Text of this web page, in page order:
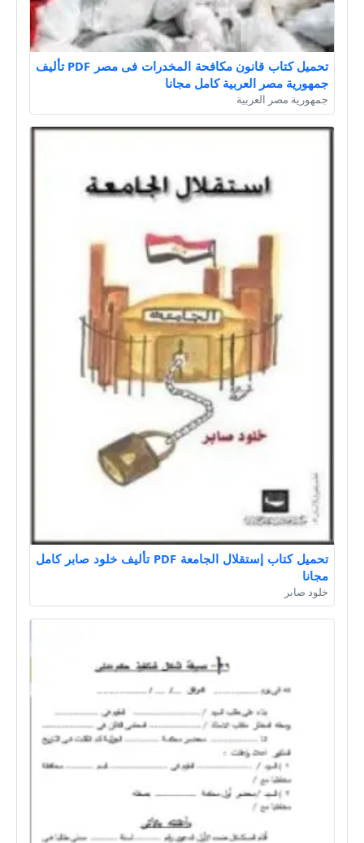
تحميل كتاب قانون مكافحة المخدرات فى مصر PDF تأليف
جمهورية مصر العربية كامل مجانا
جمهورية مصر العربية
تحميل كتاب إستقلال الجامعة PDF تأليف خلود صابر كامل
مجانا
خلود صابر